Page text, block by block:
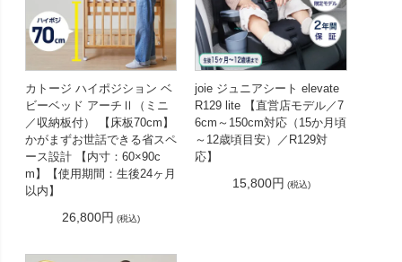
カトージ ハイポジション ベ
ビーベッド アーチⅡ（ミニ
／収納板付） 【床板70cm】
かがまずお世話できる省スペ
ース設計 【内寸：60×90c
m】【使用期間：生後24ヶ月
以内】
26,800円 (税込)
joie ジュニアシート elevate
R129 lite 【直営店モデル／7
6cm～150cm対応（15か月頃
～12歳頃目安）／R129対
応】
15,800円 (税込)